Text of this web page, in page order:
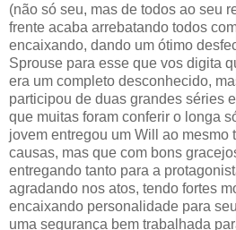
(não só seu, mas de todos ao seu
frente acaba arrebatando todos
encaixando, dando um ótimo
Sprouse para esse que vos digita
era um completo desconhecido,
participou de duas grandes séries
que muitas foram conferir o longa
jovem entregou um Will ao mesmo
causas, mas que com bons
entregando tanto para a
agradando nos atos, tendo fortes
encaixando personalidade para
uma segurança bem trabalhada